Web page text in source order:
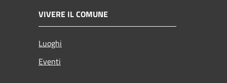
VIVERE IL COMUNE
Luoghi
Eventi